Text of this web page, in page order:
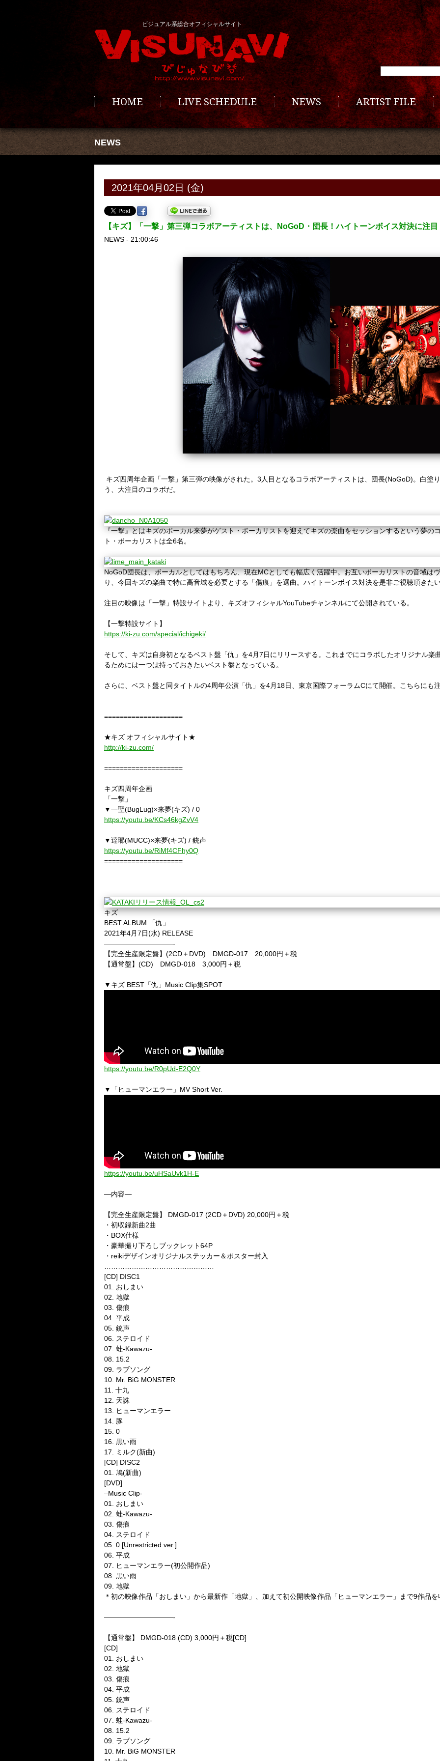
ビジュアル系総合オフィシャルサイト
HOME LIVE SCHEDULE NEWS ARTIST FILE
NEWS
2021年04月02日 (金)
【キズ】「一撃」第三弾コラボアーティストは、NoGoD・団長！ハイトーンボイス対決に注目
NEWS - 21:00:46
キズ四周年企画「一撃」第三弾の映像がされた。 3 人目となるコラボアーティストは、団長(NoGoD)。白塗
う、大注目のコラボだ。
『一撃』とはキズのボーカル来夢がゲスト・ボーカリストを迎えてキズの楽曲をセッションするという夢の
ト・ボーカリストは全6名。
NoGoD団長は、ボーカルとしてはもちろん、現在MCとしても幅広く活躍中。お互いボーカリストの音域は
り、今回キズの楽曲で特に高音域を必要とする「傷痕」を選曲。ハイトーンボイス対決を是非ご視聴頂きた
注目の映像は「一撃」特設サイトより、キズオフィシャルYouTubeチャンネルにて公開されている。
【一撃特設サイト】
https://ki-zu.com/special/ichigeki/
そして、キズは自身初となるベスト盤「仇」を4月7日にリリースする。これまでにコラボしたオリジナル楽
るためには一つは持っておきたいベスト盤となっている。
さらに、ベスト盤と同タイトルの4周年公演「仇」を4月 18日、東京国際フォーラムCにて開催。こちらにも
====================
★キズ オフィシャルサイト★
http://ki-zu.com/
====================
キズ四周年企画
「一撃」
▼一聖(BugLug)×来夢(キズ) / 0
https://youtu.be/KCs46kgZvV4
▼逹瑯(MUCC)×来夢(キズ) / 銃声
https://youtu.be/RiMf4CFhy0Q
====================
キズ
BEST ALBUM 「仇」
2021年4月7日(水) RELEASE
——————————-
【完全生産限定盤】(2CD＋DVD) DMGD-017 20,000円＋税
【通常盤】(CD) DMGD-018 3,000円＋税
▼キズ BEST 「仇」 Music Clip集SPOT
https://youtu.be/R0pUd-E2Q0Y
▼「ヒューマンエラー」 MV Short Ver.
https://youtu.be/uHSaUvk1H-E
—内容—
【完全生産限定盤】 DMGD-017 (2CD＋DVD) 20,000円＋税
・初収録新曲2曲
・BOX仕様
・豪華撮り下ろしブックレット64P
・reikiデザインオリジナルステッカー＆ポスター封入
[CD] DISC1
01. おしまい
02. 地獄
03. 傷痕
04. 平成
05. 銃声
06. ステロイド
07. 蛙-Kawazu-
08. 15.2
09. ラブソング
10. Mr. BiG MONSTER
11. 十九
12. 天誅
13. ヒューマンエラー
14. 豚
15. 0
16. 黒い雨
17. ミルク(新曲)
[CD] DISC2
01. 鳩(新曲)
[DVD]
–Music Clip-
01. おしまい
02. 蛙-Kawazu-
03. 傷痕
04. ステロイド
05. 0 [Unrestricted ver.]
06. 平成
07. ヒューマンエラー(初公開作品)
08. 黒い雨
09. 地獄
＊初の映像作品「おしまい」から最新作「地獄」、加えて初公開映像作品「ヒューマンエラー」まで9作品を
——————————-
【通常盤】 DMGD-018 (CD) 3,000円＋税[CD]
[CD]
01. おしまい
02. 地獄
03. 傷痕
04. 平成
05. 銃声
06. ステロイド
07. 蛙-Kawazu-
08. 15.2
09. ラブソング
10. Mr. BiG MONSTER